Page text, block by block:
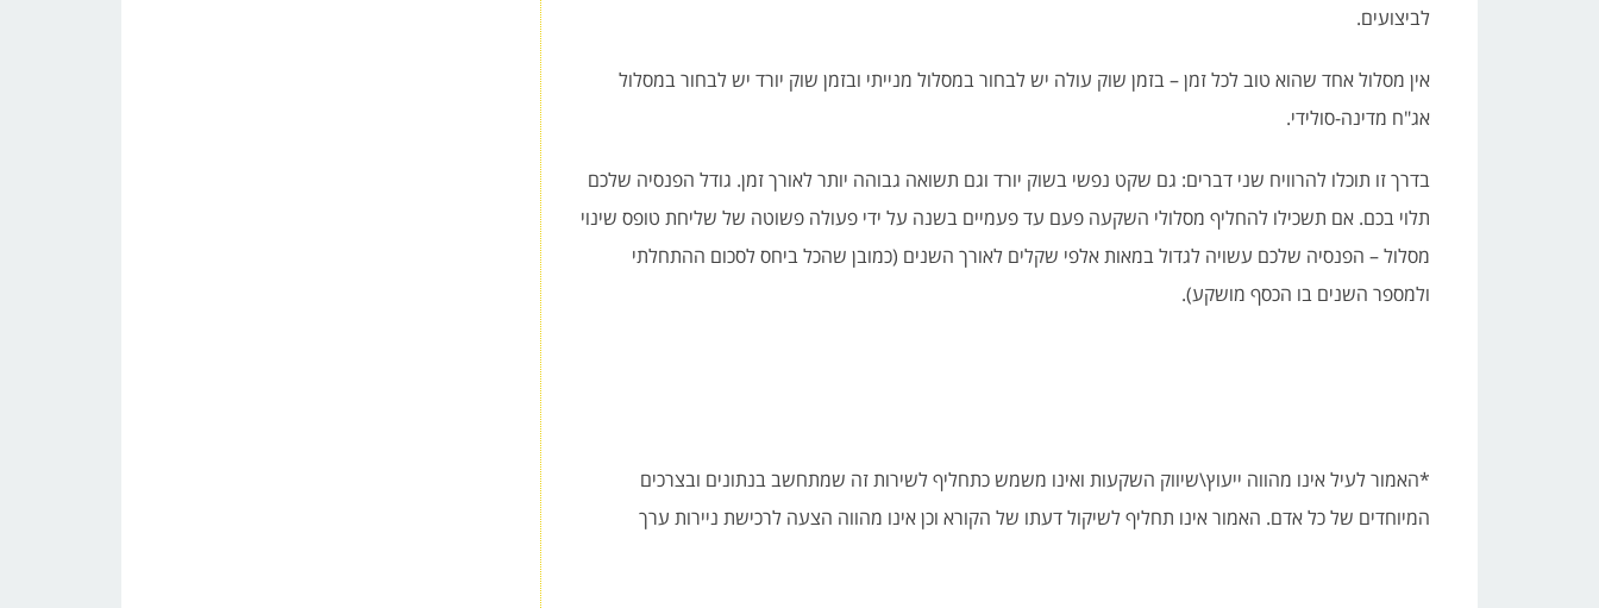
לביצועים.
אין מסלול אחד שהוא טוב לכל זמן – בזמן שוק עולה יש לבחור במסלול מנייתי ובזמן שוק יורד יש לבחור במסלול
אג"ח מדינה-סולידי.
בדרך זו תוכלו להרוויח שני דברים: גם שקט נפשי בשוק יורד וגם תשואה גבוהה יותר לאורך זמן. גודל הפנסיה שלכם
תלוי בכם. אם תשכילו להחליף מסלולי השקעה פעם עד פעמיים בשנה על ידי פעולה פשוטה של שליחת טופס שינוי
מסלול – הפנסיה שלכם עשויה לגדול במאות אלפי שקלים לאורך השנים (כמובן שהכל ביחס לסכום ההתחלתי
ולמספר השנים בו הכסף מושקע).
*האמור לעיל אינו מהווה ייעוץ\שיווק השקעות ואינו משמש כתחליף לשירות זה שמתחשב בנתונים ובצרכים
המיוחדים של כל אדם. האמור אינו תחליף לשיקול דעתו של הקורא וכן אינו מהווה הצעה לרכישת ניירות ערך